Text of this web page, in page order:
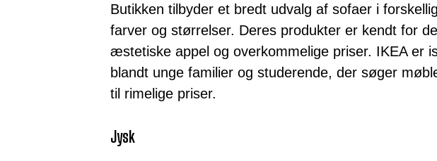
Butikken tilbyder et bredt udvalg af sofaer i
farver og størrelser. Deres produkter er kendt for
æstetiske appel og overkommelige priser. IKEA er
blandt unge familier og studerende, der søger
til rimelige priser.
Jysk